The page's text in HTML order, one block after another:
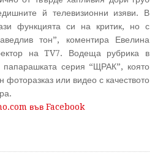
й телевизионни изяви. В
функцията си на критик, но с
тон”, коментира Евелина
на TV7. Водеща рубрика в
серия “ЩРАК”, която
фоторазказ или видео с качеството
във Facebook